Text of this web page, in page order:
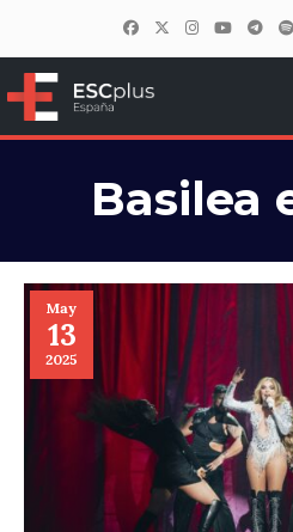
ESCplus España
Basilea
May
13
2025